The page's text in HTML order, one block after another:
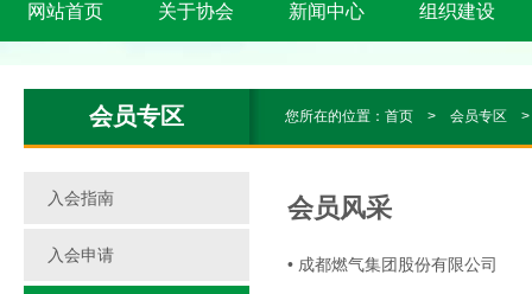
网站首页 关于协会 新闻中心 组织建设
会员专区 您所在的位置： 首页 > 会员专区
入会指南
入会申请
会员风采
• 成都燃气集团股份有限公司